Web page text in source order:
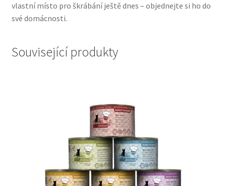
Wolf of Wilderness
vlastní místo pro škrábání ještě dnes – objednejte si ho do
své domácnosti.
Související produkty